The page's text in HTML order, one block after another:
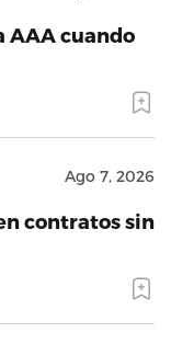
AAA cuando
Ago 7, 2026
contratos sin